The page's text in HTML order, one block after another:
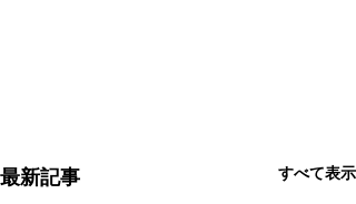
最新記事 すべて表示